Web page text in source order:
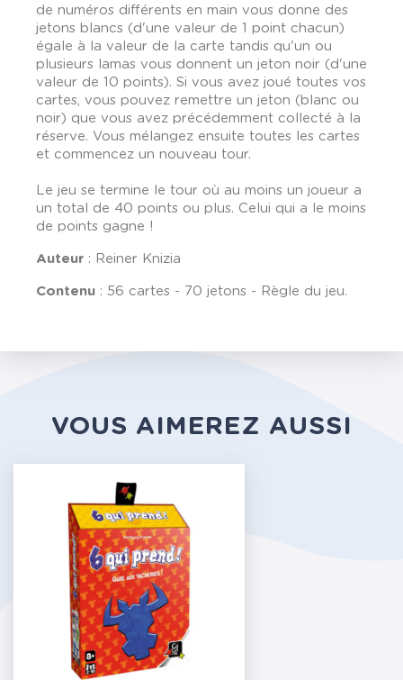
de numéros différents en main vous donne des
jetons blancs (d'une valeur de 1 point chacun)
égale à la valeur de la carte tandis qu'un ou
plusieurs lamas vous donnent un jeton noir (d'une
valeur de 10 points). Si vous avez joué toutes vos
cartes, vous pouvez remettre un jeton (blanc ou
noir) que vous avez précédemment collecté à la
réserve. Vous mélangez ensuite toutes les cartes
et commencez un nouveau tour.
Le jeu se termine le tour où au moins un joueur a
un total de 40 points ou plus. Celui qui a le moins
de points gagne !
Auteur : Reiner Knizia
Contenu : 56 cartes - 70 jetons - Règle du jeu.
VOUS AIMEREZ AUSSI